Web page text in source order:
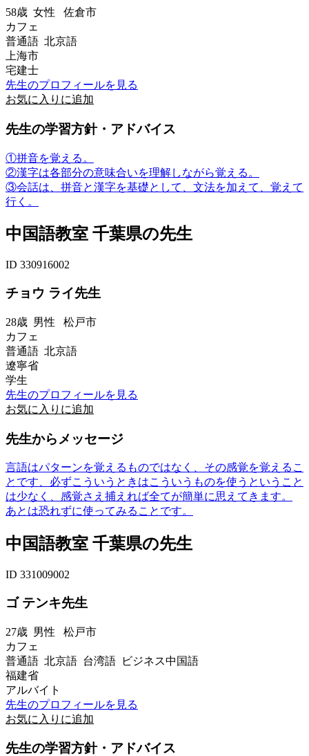
58歳 女性 佐倉市
カフェ
普通語 北京語
上海市
宅建士
先生のプロフィールを見る
お気に入りに追加
先生の学習方針・アドバイス
①拼音を覚える。
②漢字は各部分の意味合いを理解しながら覚える。
③会話は、拼音と漢字を基礎として、文法を加えて、覚えて
行く。
中国語教室 千葉県の先生
ID 330916002
チョウ ライ先生
28歳 男性 松戸市
カフェ
普通語 北京語
遼寧省
学生
先生のプロフィールを見る
お気に入りに追加
先生からメッセージ
言語はパターンを覚えるものではなく、その感覚を覚えるこ
とです、必ずこういうときはこういうものを使うということ
は少なく、感覚さえ捕えれば全てが簡単に思えてきます。
あとは恐れずに使ってみることです。
中国語教室 千葉県の先生
ID 331009002
ゴ テンキ先生
27歳 男性 松戸市
カフェ
普通語 北京語 台湾語 ビジネス中国語
福建省
アルバイト
先生のプロフィールを見る
お気に入りに追加
先生の学習方針・アドバイス